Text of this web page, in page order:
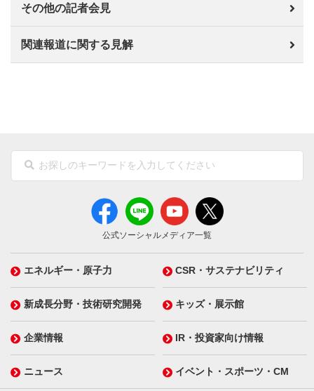
その他の記者会見
関連報道に関する見解
公式ソーシャルメディア一覧
エネルギー・原子力 CSR・サステナビリティ
新成長分野・技術研究開発 キッズ・展示館
企業情報 IR・投資家向け情報
ニュース イベント・スポーツ・CM